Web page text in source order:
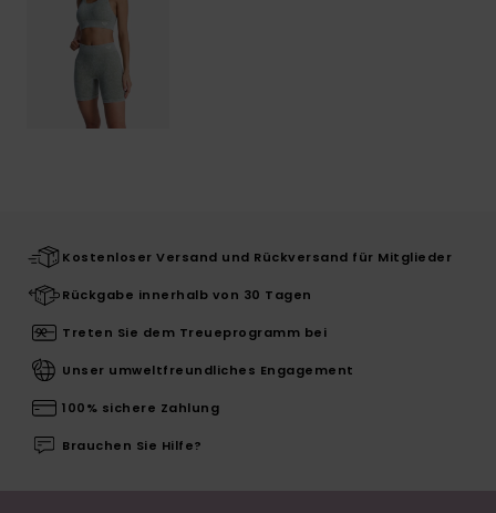
Kostenloser Versand und Rückversand für Mitglieder
Rückgabe innerhalb von 30 Tagen
Treten Sie dem Treueprogramm bei
Unser umweltfreundliches Engagement
100% sichere Zahlung
Brauchen Sie Hilfe?